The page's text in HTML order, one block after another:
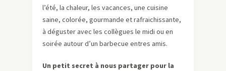
l’été, la chaleur, les vacances, une cuisine
saine, colorée, gourmande et rafraichissante,
à déguster avec les collègues le midi ou en
soirée autour d’un barbecue entres amis.
Un petit secret à nous partager pour la